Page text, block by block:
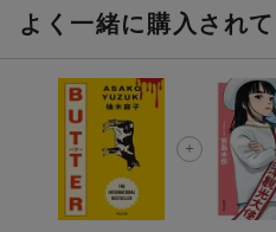
ト山分け
楽天モバイル紹介キャンペー
進呈
条件達成で楽天限定・宝塚歌
が当たる
よく一緒に購入され